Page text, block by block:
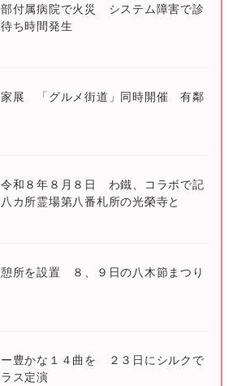
部付属病院で火災 システム障害で診
ち時間発生
家展 「グルメ街道」同時開催 有鄰
令和８年８月８日 わ鐵、コラボで記
カ所霊場第八番札所の光榮寺と
憩所を設置 ８、９日の八木節まつり
豊かな１４曲を ２３日にシルクで
ス定演